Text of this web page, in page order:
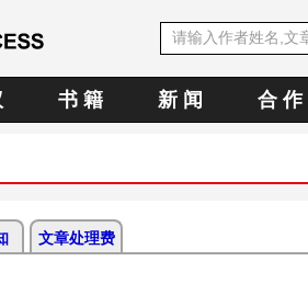
书 籍 新 闻 合 作
文章处理费